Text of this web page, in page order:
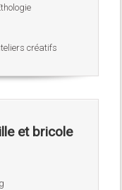
créatifs
et bricole